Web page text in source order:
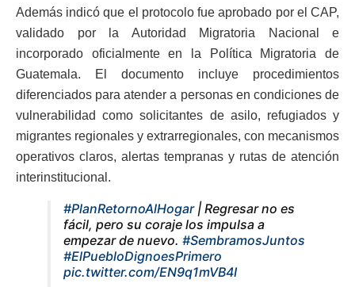
Además indicó que el protocolo fue aprobado por el CAP,
validado por la Autoridad Migratoria Nacional e
incorporado oficialmente en la Política Migratoria de
Guatemala. El documento incluye procedimientos
diferenciados para atender a personas en condiciones de
vulnerabilidad como solicitantes de asilo, refugiados y
migrantes regionales y extrarregionales, con mecanismos
operativos claros, alertas tempranas y rutas de atención
interinstitucional.
#PlanRetornoAlHogar| Regresar no es
fácil, pero su coraje los impulsa a
empezar de nuevo. #SembramosJuntos
#ElPuebloDignoesPrimero
pic.twitter.com/EN9q1mVB4I